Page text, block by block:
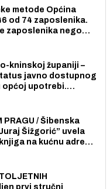
metode Općina
od 74 zaposlenika.
zaposlenika nego
kninskoj županiji –
javno dostupnog
općoj upotrebi.
PRAGU / Šibenska
Šižgorić” uvela
na kućnu adresu
prvi stručni